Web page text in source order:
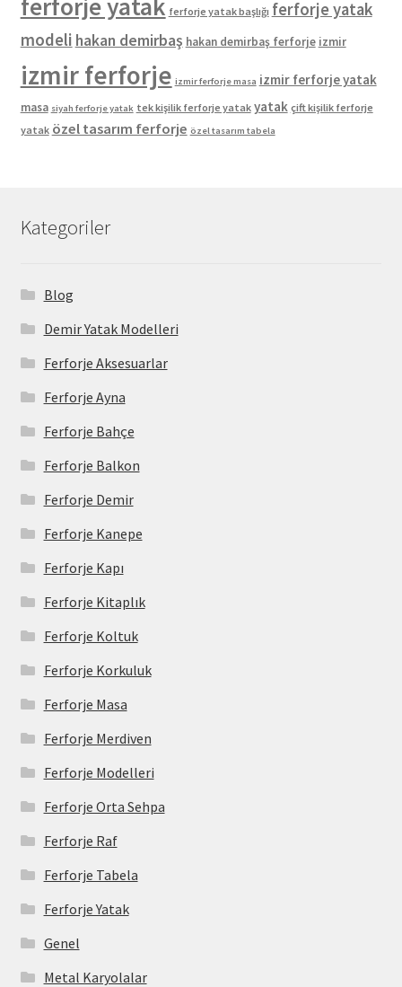
ferforje yatak ferforje yatak başlığı ferforje yatak
modeli hakan demirbaş hakan demirbaş ferforje izmir
izmir ferforje izmir ferforje masa izmir ferforje yatak
masa siyah ferforje yatak tek kişilik ferforje yatak yatak çift kişilik ferforje
yatak özel tasarım ferforje özel tasarım tabela
Kategoriler
Blog
Demir Yatak Modelleri
Ferforje Aksesuarlar
Ferforje Ayna
Ferforje Bahçe
Ferforje Balkon
Ferforje Demir
Ferforje Kanepe
Ferforje Kapı
Ferforje Kitaplık
Ferforje Koltuk
Ferforje Korkuluk
Ferforje Masa
Ferforje Merdiven
Ferforje Modelleri
Ferforje Orta Sehpa
Ferforje Raf
Ferforje Tabela
Ferforje Yatak
Genel
Metal Karyolalar